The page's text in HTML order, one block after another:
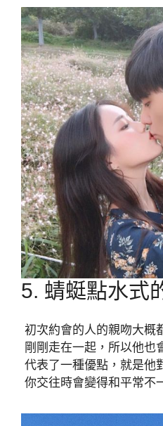
5. 蜻蜓點水式
初次約會的人的親吻大概
剛剛走在一起，所以他也
代表了一種優點，就是他
你交往時會變得和平常不